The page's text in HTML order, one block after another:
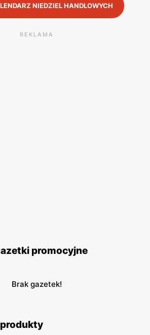
NIEDZIEL HANDLOWYCH
REKLAMA
promocyjne
Brak gazetek!